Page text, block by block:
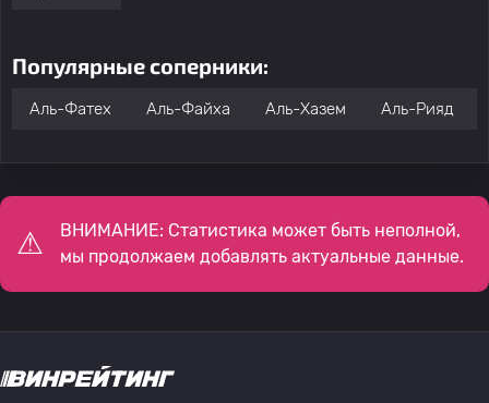
Популярные соперники:
Аль-Фатех Аль-Файха Аль-Хазем Аль-Рияд
ВНИМАНИЕ: Статистика может быть неполной,
мы продолжаем добавлять актуальные данные.